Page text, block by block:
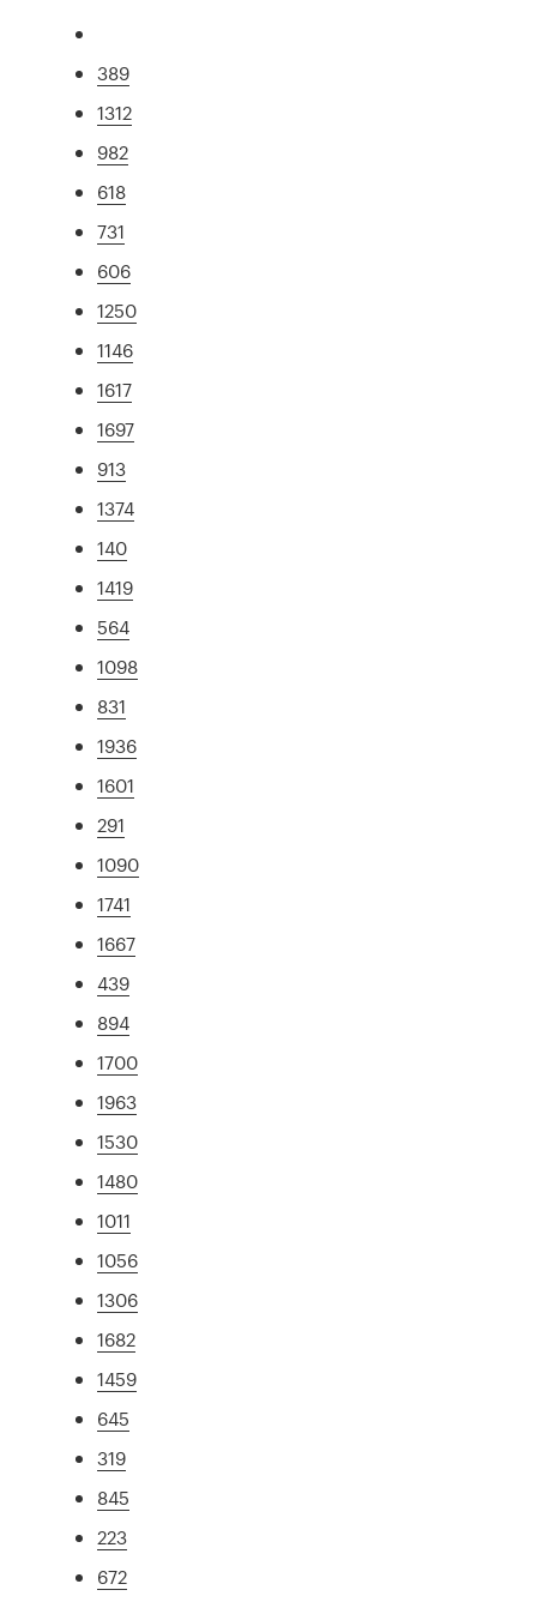
389
1312
982
618
731
606
1250
1146
1617
1697
913
1374
140
1419
564
1098
831
1936
1601
291
1090
1741
1667
439
894
1700
1963
1530
1480
1011
1056
1306
1682
1459
645
319
845
223
672